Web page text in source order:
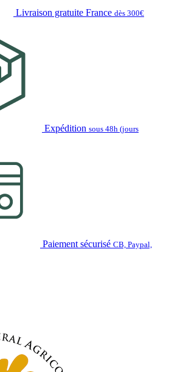
Livraison gratuite France dès 300€
Expédition sous 48h (jours
Paiement sécurisé CB, Paypal,